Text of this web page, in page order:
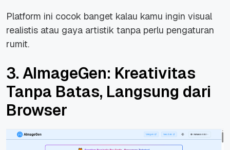
Platform ini cocok banget kalau kamu ingin visual
realistis atau gaya artistik tanpa perlu pengaturan
rumit.
3. AImageGen: Kreativitas
Tanpa Batas, Langsung dari
Browser